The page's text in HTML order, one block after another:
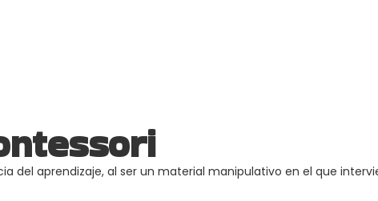
del aprendizaje, al ser un material manipulativo en el que